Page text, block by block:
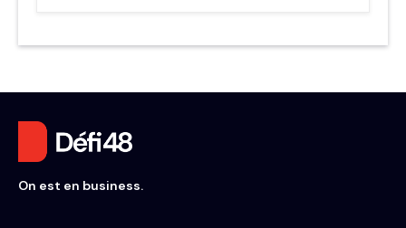
On est en business.